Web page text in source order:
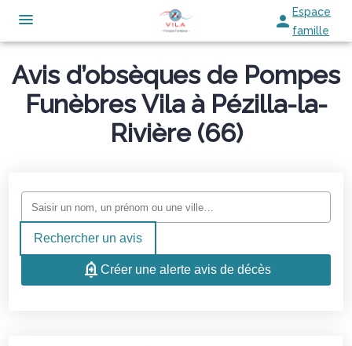
Espace
famille
NOS SERVICES
ORGANISER DES OBSÈQUES
PRÉVOIR SES OBSÈQUES
NOS AGENCES
NOTRE CHAMBRE FUNERAIRE
VIDÉOS
SERVICES AUX FAMILLES
ESPACES HOMMAGES
Avis d’obsèques de Pompes
Funèbres Vila à Pézilla-la-
Rivière (66)
Rechercher un avis
Créer une alerte avis de décès